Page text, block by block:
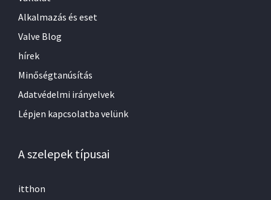
Alkalmazás és eset
Valve Blog
hírek
Minőségtanúsítás
Adatvédelmi irányelvek
Lépjen kapcsolatba velünk
A szelepek típusai
itthon